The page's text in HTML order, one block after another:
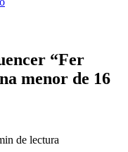
“Fer
menor de 16
de lectura